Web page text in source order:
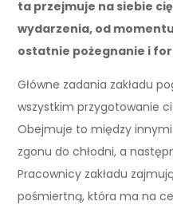
ta przejmuje na siebie
wydarzenia, od
ostatnie pożegnanie i
Główne zadania zakładu
wszystkim przygotowanie
Obejmuje to między
zgonu do chłodni, a
Pracownicy zakładu
pośmiertną, która ma na